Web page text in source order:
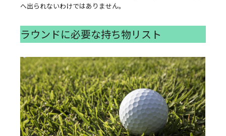
へ出られないわけではありません。
ラウンドに必要な持ち物リスト